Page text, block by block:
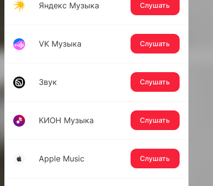
Яндекс Музыка Слушать
VK Музыка Слушать
Звук Слушать
КИОН Музыка Слушать
Apple Music Слушать